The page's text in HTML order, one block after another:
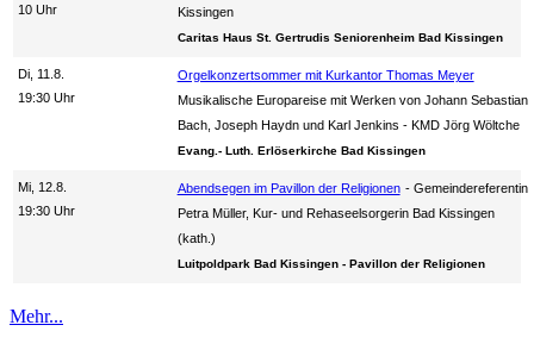
10 Uhr
Kissingen
Caritas Haus St. Gertrudis Seniorenheim Bad Kissingen
Di, 11.8.
19:30 Uhr
Orgelkonzertsommer mit Kurkantor Thomas Meyer
Musikalische Europareise mit Werken von Johann Sebastian
Bach, Joseph Haydn und Karl Jenkins
KMD Jörg Wöltche
Evang.- Luth. Erlöserkirche Bad Kissingen
Mi, 12.8.
19:30 Uhr
Abendsegen im Pavillon der Religionen
Gemeindereferentin
Petra Müller, Kur- und Rehaseelsorgerin Bad Kissingen
(kath.)
Luitpoldpark Bad Kissingen - Pavillon der Religionen
Mehr...